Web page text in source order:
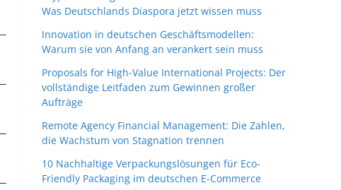
Was Deutschlands Diaspora jetzt wissen muss
Innovation in deutschen Geschäftsmodellen:
Warum sie von Anfang an verankert sein muss
Proposals for High-Value International Projects: Der
vollständige Leitfaden zum Gewinnen großer
Aufträge
Remote Agency Financial Management: Die Zahlen,
die Wachstum von Stagnation trennen
10 Nachhaltige Verpackungslösungen für Eco-
Friendly Packaging im deutschen E-Commerce